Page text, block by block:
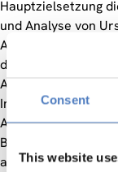
Consent
This website
Hauptzielsetzung
und Analyse von
die Erarbeitung
Als Grundlage
Interviews mit
Berücksichtigung
arbeits- und